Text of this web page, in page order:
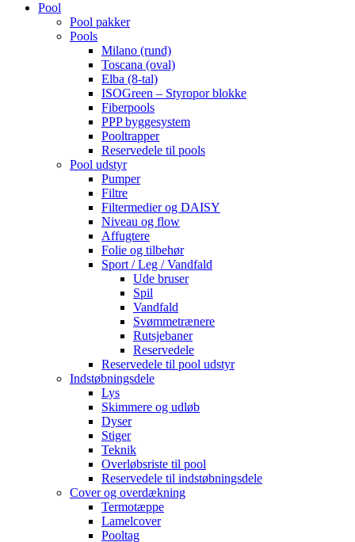
Pool
Pool pakker
Pools
Milano (rund)
Toscana (oval)
Elba (8-tal)
ISOGreen – Styropor blokke
Fiberpools
PPP byggesystem
Pooltrapper
Reservedele til pools
Pool udstyr
Pumper
Filtre
Filtermedier og DAISY
Niveau og flow
Affugtere
Folie og tilbehør
Sport / Leg / Vandfald
Ude bruser
Spil
Vandfald
Svømmetrænere
Rutsjebaner
Reservedele
Reservedele til pool udstyr
Indstøbningsdele
Lys
Skimmere og udløb
Dyser
Stiger
Teknik
Overløbsriste til pool
Reservedele til indstøbningsdele
Cover og overdækning
Termotæppe
Lamelcover
Pooltag